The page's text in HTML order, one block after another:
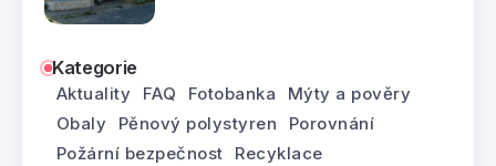
Kategorie
Aktuality FAQ Fotobanka
Mýty a pověry
Obaly
Pěnový polystyren
Porovnání
Požární bezpečnost
Recyklace